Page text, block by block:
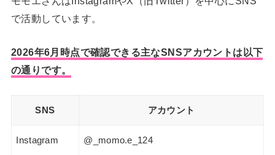
で活動しています。
2026年6月時点で確認できる主なSNSアカウントは以下
の通りです。
SNS アカウント
Instagram @_momo.e_124